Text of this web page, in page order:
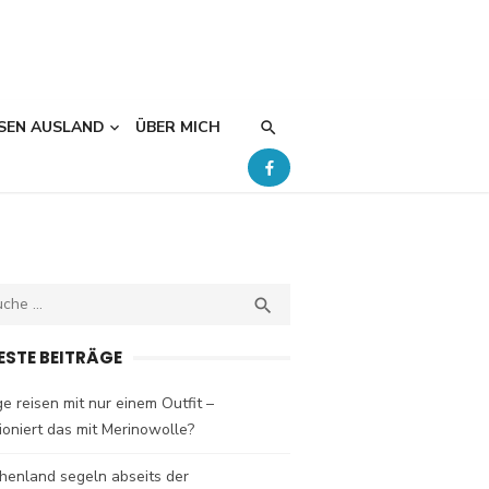
AUSLAND ÜBER MICH

BEITRÄGE
reisen mit nur einem Outfit –
das mit Merinowolle?
segeln abseits der